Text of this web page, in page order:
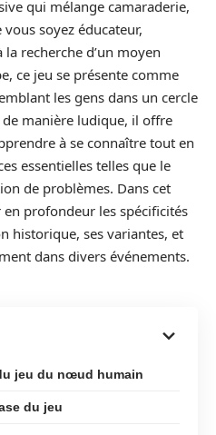
qui mélange camaraderie,
soyez éducateur,
recherche d’un moyen
ce jeu se présente comme
les gens dans un cercle
de manière ludique, il offre
à se connaître tout en
essentielles telles que le
de problèmes. Dans cet
profondeur les spécificités
historique, ses variantes, et
dans divers événements.
jeu du nœud humain
du jeu